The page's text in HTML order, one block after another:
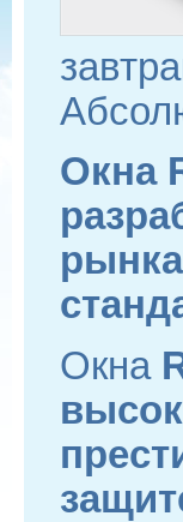
Окна
Окна